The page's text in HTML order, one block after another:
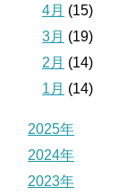
4月 (15)
3月 (19)
2月 (14)
1月 (14)
2025年
2024年
2023年